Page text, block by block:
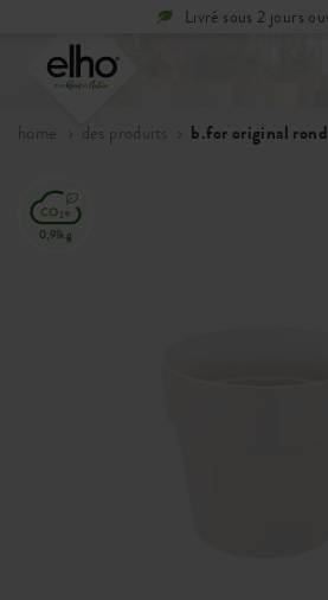
Livré sous 2 jours ouvrables
home des produits b.for original rond
0,91kg